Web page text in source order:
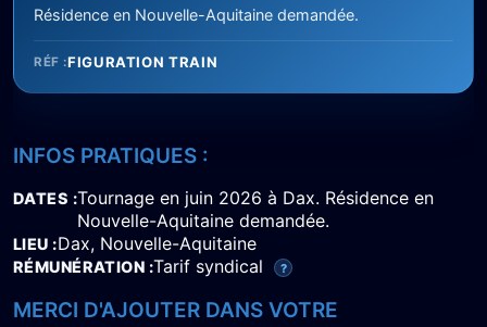
Résidence en Nouvelle-Aquitaine demandée.
RÉF :FIGURATION TRAIN
INFOS PRATIQUES :
DATES Tournage en juin 2026 à Dax. Résidence en
Nouvelle-Aquitaine demandée.
LIEU Dax, Nouvelle-Aquitaine
RÉMUNÉRATION Tarif syndical ?
MERCI D'AJOUTER DANS VOTRE